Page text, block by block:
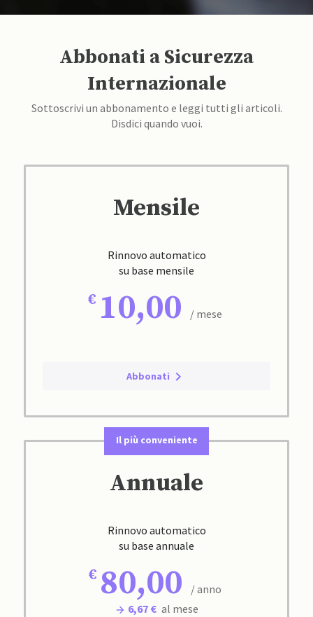
Abbonati a Sicurezza
Internazionale
Sottoscrivi un abbonamento e leggi tutti gli articoli.
Disdici quando vuoi.
Mensile
Rinnovo automatico
su base mensile
10,00 / mese
Abbonati
Il più conveniente
Annuale
Rinnovo automatico
su base annuale
80,00
/ anno
6,67 € al mese